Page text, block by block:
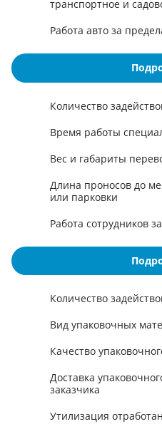
транспортное и
Работа авто за
Количество
Время работы
Вес и габариты
Длина проносов до
или парковки
Работа сотрудников
Количество
Вид упаковочных
Качество
Доставка
заказчика
Утилизация